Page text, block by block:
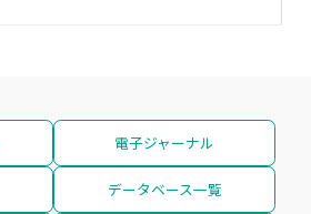
電子ジャーナル
データベース一覧